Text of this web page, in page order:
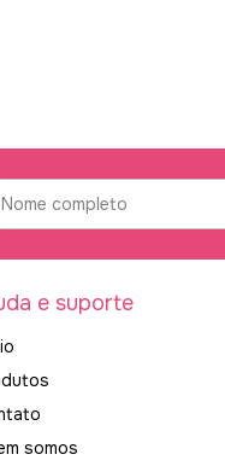
e suporte
somos